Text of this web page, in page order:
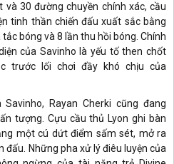
và 30 đường chuyền chính xác, cầu
tinh thần chiến đấu xuất sắc bằng
bóng và 8 lần thu hồi bóng. Chính
của Savinho là yếu tố then chốt
trước lối chơi đầy khó chịu của
Rayan Cherki cũng đang
tượng. Cựu cầu thủ Lyon ghi bàn
một cú dứt điểm sấm sét, mở ra
Những pha xử lý điêu luyện của